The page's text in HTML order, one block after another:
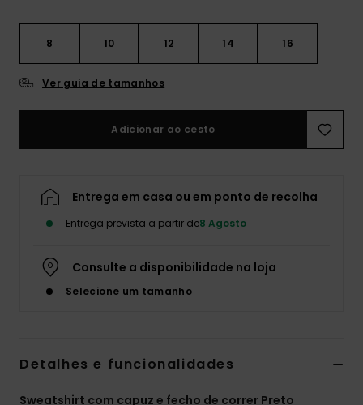
8 10 12 14 16
Ver guia de tamanhos
Adicionar ao cesto
Entrega em casa ou em ponto de recolha
Entrega prevista a partir de8 Agosto
Consulte a disponibilidade na loja
Selecione um tamanho
Detalhes e funcionalidades
Sweatshirt com capuz e fecho de correr Preto